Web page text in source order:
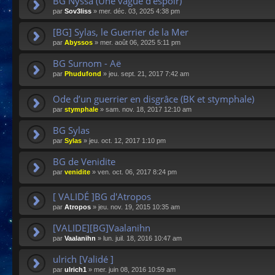
par Sov3liss » mer. déc. 03, 2025 4:38 pm
[BG] Sylas, le Guerrier de la Mer
par Abyssos » mer. août 06, 2025 5:11 pm
BG Surnom - Aë
par Phudufond » jeu. sept. 21, 2017 7:42 am
Ode d’un guerrier en disgrâce (BK et stymphale)
par stymphale » sam. nov. 18, 2017 12:10 am
BG Sylas
par Sylas » jeu. oct. 12, 2017 1:10 pm
BG de Venidite
par venidite » ven. oct. 06, 2017 8:24 pm
[ VALIDÉ ]BG d'Atropos
par Atropos » jeu. nov. 19, 2015 10:35 am
[VALIDE][BG]Vaalanihn
par Vaalanihn » lun. juil. 18, 2016 10:47 am
ulrich [Validé ]
par ulrich1 » mer. juin 08, 2016 10:59 am